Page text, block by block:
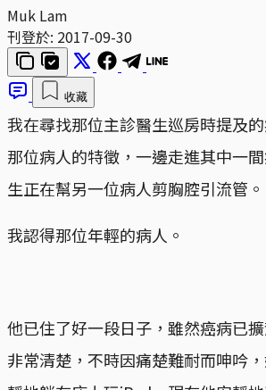
Muk Lam
刊登於: 2017-09-30
收藏
我在尋找那位主診醫生巡房時提及
那位病人的特徵，一邊走進其中一
生正在幫另一位病人剪胸腔引流管。
我認得那位年輕的病人。
他已住了好一段日子，雖然癌病已
非常清楚，不時因痛楚難耐而呻吟